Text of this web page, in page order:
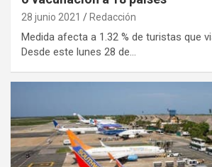
28 junio 2021 Redacción
Medida afecta a 1.32 % de turistas que
Desde este lunes 28 de…